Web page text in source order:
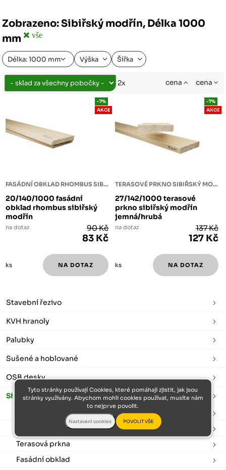
Zobrazeno: Sibiřský modřín, Délka 1000
mm
vše
Délka: 1000 mm Výška Šířka
2x cena cena
FASÁDNÍ OBKLAD RHOMBUS SIBIŘSKÝ MODŘÍN
20/140/1000 fasádní
obklad rhombus sibiřský
modřín
-7%
AKCE
na dotaz 90 Kč
83 Kč
ks
TERASOVÉ PRKNO SIBIŘSKÝ MODŘÍN
27/142/1000 terasové
prkno sibiřský modřín
jemná/hrubá
-7%
AKCE
na dotaz 137 Kč
127 Kč
ks
Stavební řezivo
KVH hranoly
Palubky
Sušené a hoblované
OSB desky
Sibiřský modřín
Podkladové hranoly
Terasová prkna
Fasádní obklad
Tyto stránky používají Cookies, které pomáhají zjistit, jak jsou
stránky využívány. Abychom mohli cookies používat, musíte nám
to nejprve povolit.